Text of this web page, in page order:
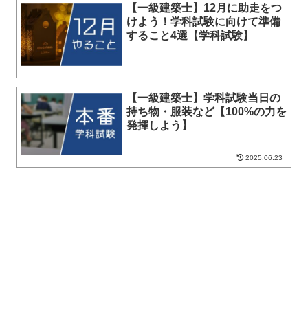
【一級建築士】12月に助走をつ
けよう！学科試験に向けて準備
すること4選【学科試験】
【一級建築士】学科試験当日の
持ち物・服装など【100%の力を
発揮しよう】
2025.06.23